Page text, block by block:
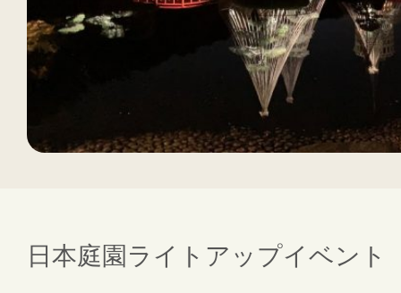
日本庭園ライトアップイベント